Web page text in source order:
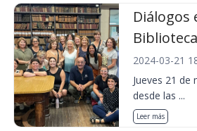
Diálogos
2024-03-21
Jueves 21 de
desde las ...
Leer más